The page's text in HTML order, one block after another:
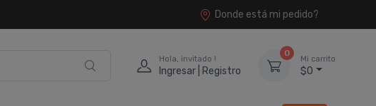
Donde está mi pedido?
Hola, invitado !
Ingresar | Registro
0
Mi carrito
$0